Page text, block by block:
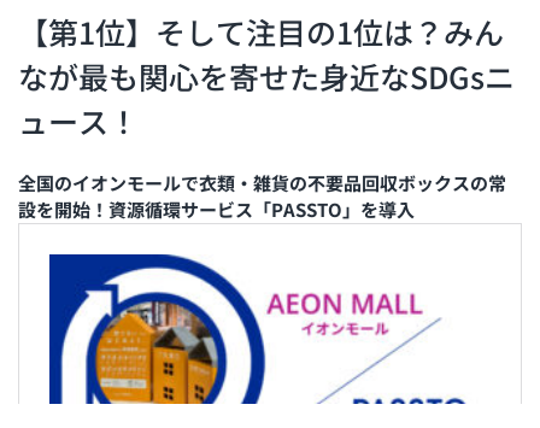
【第1位】そして注目の1位は？みん
なが最も関心を寄せた身近なSDGsニ
ュース！
全国のイオンモールで衣類・雑貨の不要品回収ボックスの常
設を開始！資源循環サービス「PASSTO」を導入